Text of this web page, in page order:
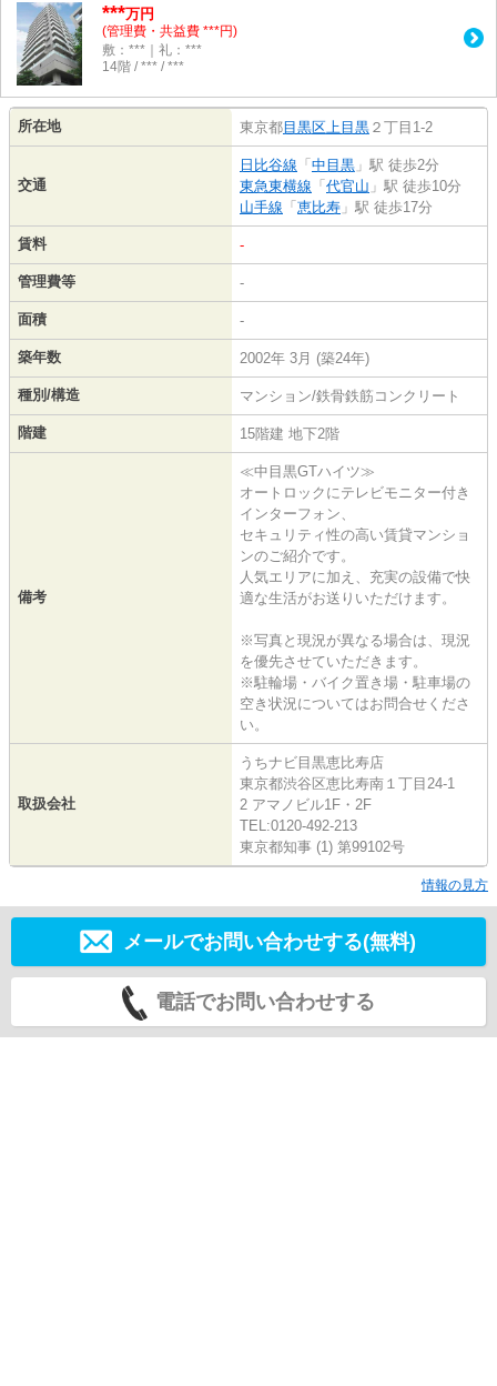
***万円
(管理費・共益費 ***円)
敷：***｜礼：***
14階 / *** / ***
所在地 東京都目黒区上目黒 ２丁目1-2
交通
日比谷線 「 中目黒 」駅 徒歩2分
東急東横線 「 代官山 」駅 徒歩10分
山手線 「 恵比寿 」駅 徒歩17分
賃料 -
管理費等 -
面積 -
築年数 2002年 3月 (築24年)
種別/構造 マンション/鉄骨鉄筋コンクリート
階建 15階建 地下2階
備考
≪中目黒GTハイツ≫
オートロックにテレビモニター付き
インターフォン、
セキュリティ性の高い賃貸マンショ
ンのご紹介です。
人気エリアに加え、充実の設備で快
適な生活がお送りいただけます。
※写真と現況が異なる場合は、現況
を優先させていただきます。
※駐輪場・バイク置き場・駐車場の
空き状況についてはお問合せくださ
い。
取扱会社
うちナビ目黒恵比寿店
東京都渋谷区恵比寿南１丁目24-1
2 アマノビル1F・2F
TEL:0120-492-213
東京都知事 (1) 第99102号
情報の見方
メールでお問い合わせする(無料)
電話でお問い合わせする